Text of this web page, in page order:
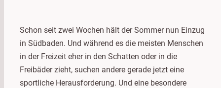
Schon seit zwei Wochen hält der Sommer nun Einzug
in Südbaden. Und während es die meisten Menschen
in der Freizeit eher in den Schatten oder in die
Freibäder zieht, suchen andere gerade jetzt eine
sportliche Herausforderung. Und eine besondere